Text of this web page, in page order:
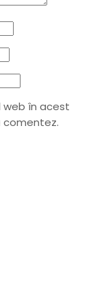
web în acest